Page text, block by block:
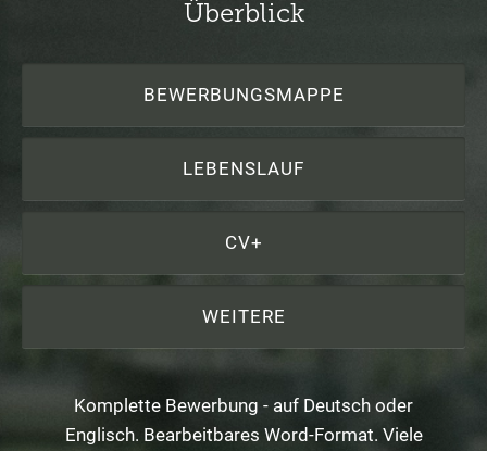
Überblick
BEWERBUNGSMAPPE
LEBENSLAUF
CV+
WEITERE
Komplette Bewerbung - auf Deutsch oder
Englisch. Bearbeitbares Word-Format. Viele